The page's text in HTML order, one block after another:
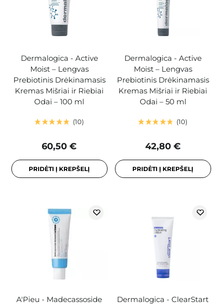
Dermalogica - Active
Moist – Lengvas
Prebiotinis Drėkinamasis
Kremas Mišriai ir Riebiai
Odai – 100 ml
10
60,50 €
PRIDĖTI Į KREPŠELĮ
Dermalogica - Active
Moist – Lengvas
Prebiotinis Drėkinamasis
Kremas Mišriai ir Riebiai
Odai – 50 ml
10
42,80 €
PRIDĖTI Į KREPŠELĮ
A'Pieu - Madecassoside
Dermalogica - ClearStart